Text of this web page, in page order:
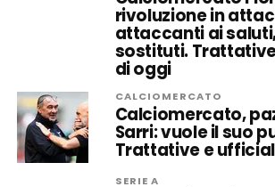
rivoluzione in
attaccanti ai
sostituti.
di oggi
CALCIOMERCATO
Calciomercato,
Sarri: vuole il suo
Trattative e
SERIE A